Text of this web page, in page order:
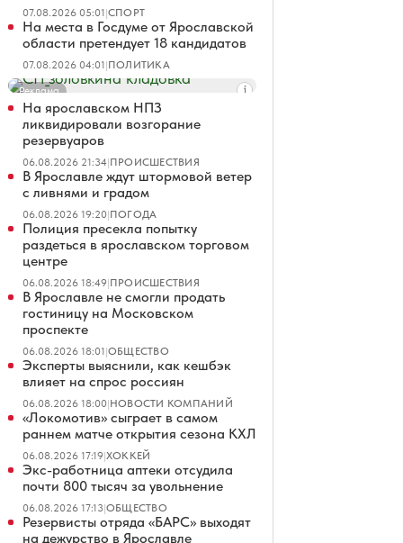
07.08.2026 05:01|СПОРТ
На места в Госдуме от Ярославской
области претендует 18 кандидатов
07.08.2026 04:01|ПОЛИТИКА
Реклама
На ярославском НПЗ
ликвидировали возгорание
резервуаров
06.08.2026 21:34|ПРОИСШЕСТВИЯ
В Ярославле ждут штормовой ветер
с ливнями и градом
06.08.2026 19:20|ПОГОДА
Полиция пресекла попытку
раздеться в ярославском торговом
центре
06.08.2026 18:49|ПРОИСШЕСТВИЯ
В Ярославле не смогли продать
гостиницу на Московском
проспекте
06.08.2026 18:01|ОБЩЕСТВО
Эксперты выяснили, как кешбэк
влияет на спрос россиян
06.08.2026 18:00|НОВОСТИ КОМПАНИЙ
«Локомотив» сыграет в самом
раннем матче открытия сезона КХЛ
06.08.2026 17:19|ХОККЕЙ
Экс-работница аптеки отсудила
почти 800 тысяч за увольнение
06.08.2026 17:13|ОБЩЕСТВО
Резервисты отряда «БАРС» выходят
на дежурство в Ярославле